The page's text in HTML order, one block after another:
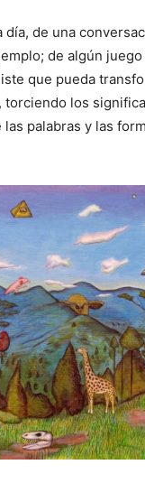
día, de una
de algún
que pueda
torciendo los
palabras y las